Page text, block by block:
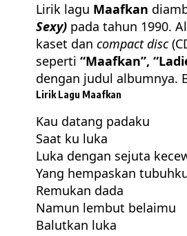
Lirik lagu Maafkan
Sexy) pada tahun 1990.
kaset dan compact disc
seperti “Maafkan”,
dengan judul albumnya.
Lirik Lagu Maafkan
Kau datang padaku
Saat ku luka
Luka dengan sejuta
Yang hempaskan
Remukan dada
Namun lembut belaimu
Balutkan luka